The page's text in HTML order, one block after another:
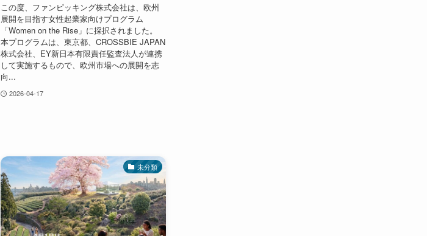
この度、ファンピッキング株式会社は、欧州
展開を目指す女性起業家向けプログラム
「Women on the Rise」に採択されました。
本プログラムは、東京都、CROSSBIE JAPAN
株式会社、EY新日本有限責任監査法人が連携
して実施するもので、欧州市場への展開を志
向...
2026-04-17
未分類